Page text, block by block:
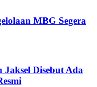
MBG Segera
Jaksel Disebut Ada